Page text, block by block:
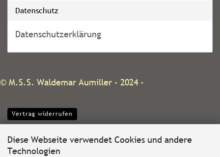
Diese Webseite verwendet Cookies und andere
Technologien
Datenschutz
Datenschutzerklärung
© M.S.S. Waldemar Aumiller - 2024 -
Vertrag widerrufen